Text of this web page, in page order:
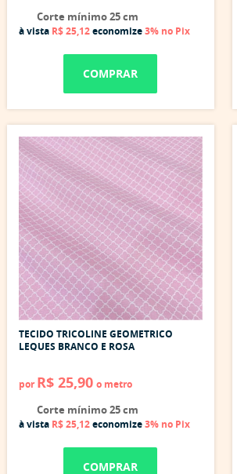
Corte mínimo 25 cm
à vista R$ 25,12economize3% no Pix
COMPRAR
TECIDO TRICOLINE GEOMETRICO
LEQUES BRANCO E ROSA
por R$ 25,90 o metro
Corte mínimo 25 cm
à vista R$ 25,12economize3% no Pix
COMPRAR